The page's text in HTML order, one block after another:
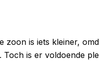
zoon is iets kleiner,
Toch is er voldoende